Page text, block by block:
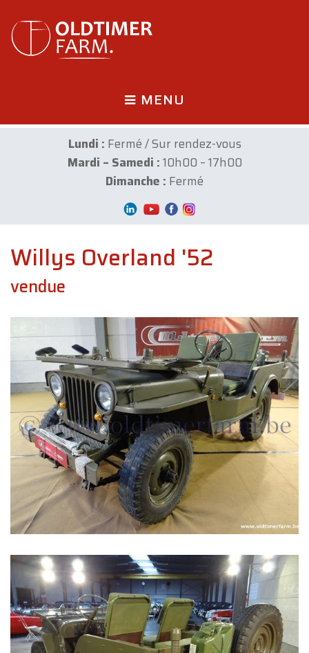
MENU
Lundi : Fermé / Sur rendez-vous
Mardi – Samedi :10h00 – 17h00
Dimanche : Fermé
Willys Overland '52
vendue